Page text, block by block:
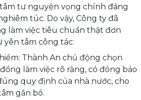
tư nguyện vọng chính đáng
túc. Do vậy, Công ty đã
làm việc tiêu chuẩn thật đơn
yên tâm công tác:
Thành An chủ động chọn
làm việc rõ ràng, có đóng bảo
quy định của nhà nước, cho
gắn bó.